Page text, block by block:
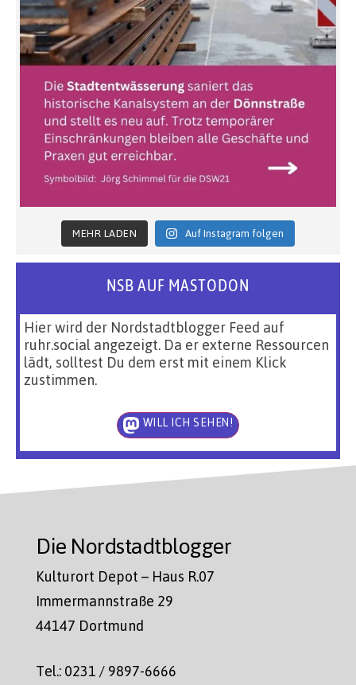
MEHR LADEN Auf Instagram folgen
NSB AUF MASTODON
Hier wird der Nordstadtblogger Feed auf
ruhr.social angezeigt. Da er externe Ressourcen
lädt, solltest Du dem erst mit einem Klick
zustimmen.
WILL ICH SEHEN!
Die Nordstadtblogger
Kulturort Depot – Haus R.07
Immermannstraße 29
44147 Dortmund
Tel.: 0231 / 9897-6666